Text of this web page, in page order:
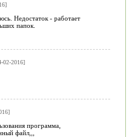
Недостаток - работает
папок.
02-2016]
программа,
файл,,,